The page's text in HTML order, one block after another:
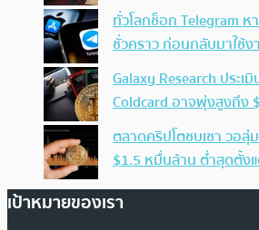
ทั่วโลกช็อก Telegram ห
ชั่วคราว ก่อนกลับมาใช้
Galaxy Research ประเ
Coldcard อาจพุ่งสูงถึง
ตลาดคริปโตซบเซา วอลุ่
$1.5 หมื่นล้าน ต่ำสุดตั้ง
เป้าหมายของเรา